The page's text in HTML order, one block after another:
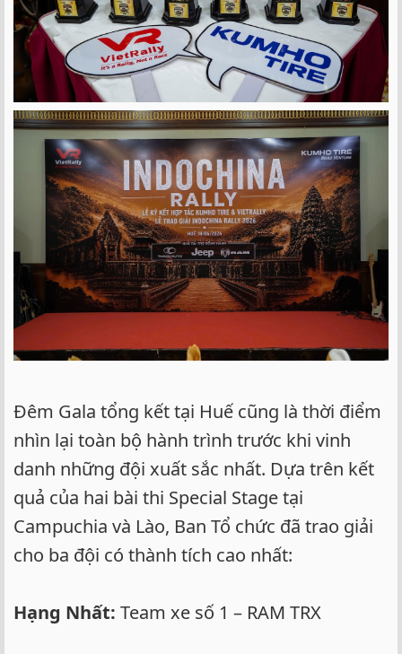
Đêm Gala tổng kết tại Huế cũng là thời điểm
nhìn lại toàn bộ hành trình trước khi vinh
danh những đội xuất sắc nhất. Dựa trên kết
quả của hai bài thi Special Stage tại
Campuchia và Lào, Ban Tổ chức đã trao giải
cho ba đội có thành tích cao nhất:
Hạng Nhất: Team xe số 1 – RAM TRX